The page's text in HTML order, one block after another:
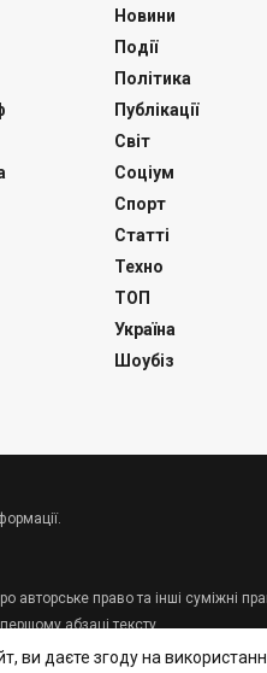
Новини
Події
Політика
Публікації
Світ
Соціум
Спорт
Статті
Техно
ТОП
Україна
Шоубіз
авторське право та інші суміжні
абзаці тексту.
даєте згоду на